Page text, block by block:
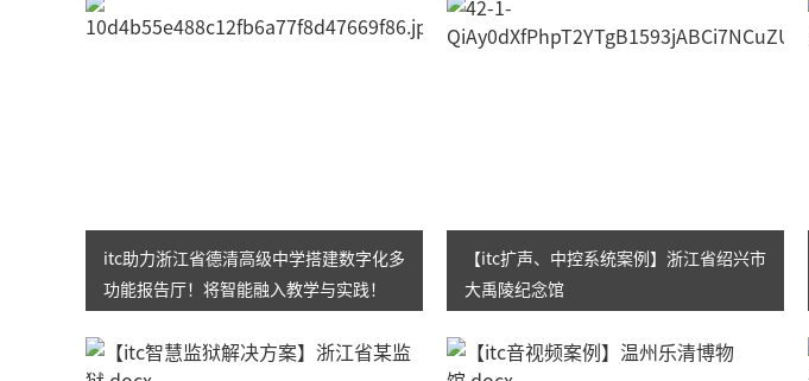
itc助力浙江省德清高级中学搭建数字化多
功能报告厅！将智能融入教学与实践！
【itc扩声、中控系统案例】浙江省绍兴市
大禹陵纪念馆